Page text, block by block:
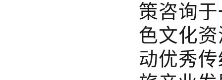
策咨询
色文化
动优秀